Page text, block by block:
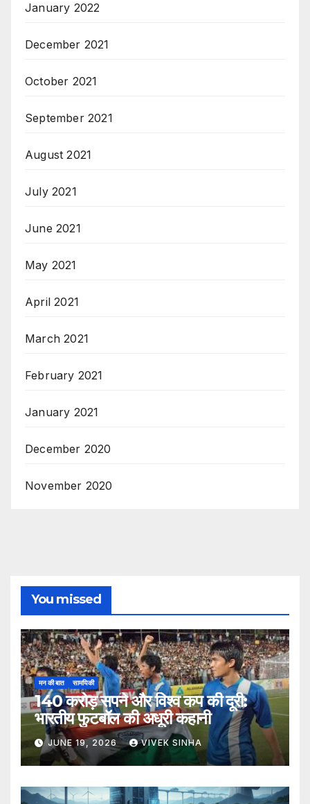
January 2022
December 2021
October 2021
September 2021
August 2021
July 2021
June 2021
May 2021
April 2021
March 2021
February 2021
January 2021
December 2020
November 2020
You missed
मन की बात सामयिकी
140 करोड़ सपने और विश्व कप की दूरी:
भारतीय फुटबॉल की अधूरी कहानी
JUNE 19, 2026 VIVEK SINHA